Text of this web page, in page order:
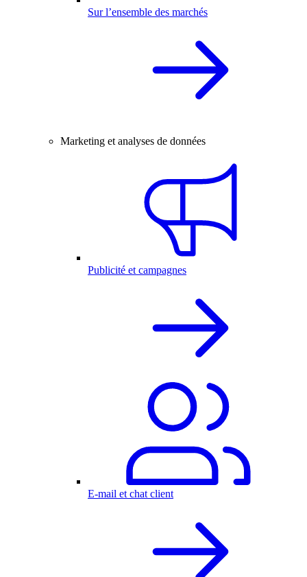
Sur l’ensemble des marchés
Marketing et analyses de données
Publicité et campagnes
E-mail et chat client